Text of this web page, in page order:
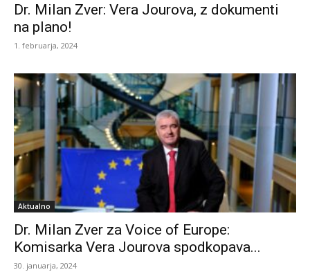
Dr. Milan Zver: Vera Jourova, z dokumenti
na plano!
1. februarja, 2024
Aktualno
Dr. Milan Zver za Voice of Europe:
Komisarka Vera Jourova spodkopava...
30. januarja, 2024